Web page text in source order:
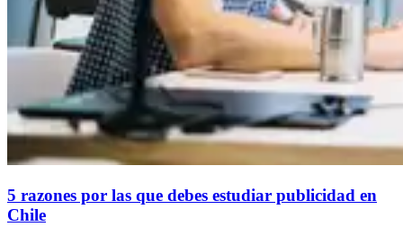
5 razones por las que debes estudiar publicidad en
Chile